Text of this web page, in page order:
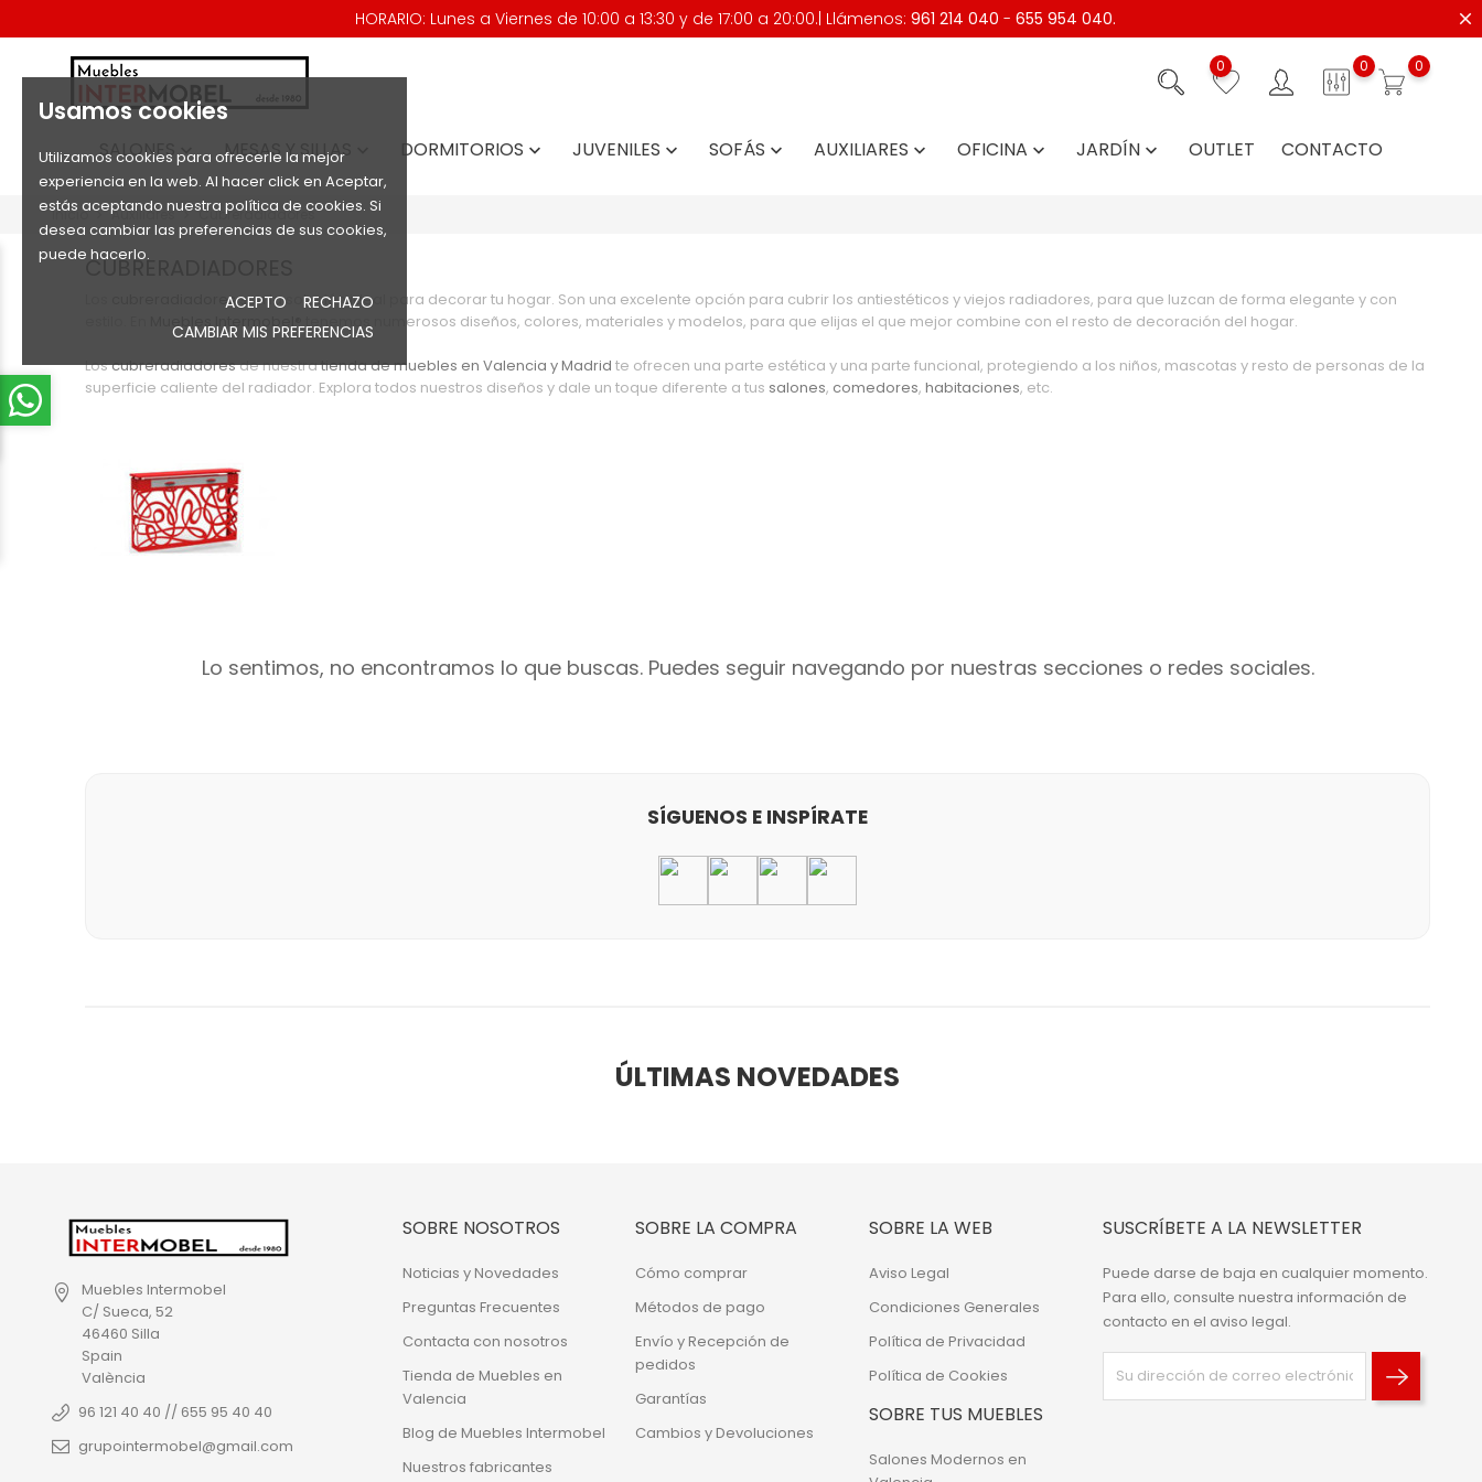
Usamos cookies
Utilizamos cookies para ofrecerle la mejor
experiencia en la web. Al hacer click en Aceptar,
estás aceptando nuestra política de cookies. Si
desea cambiar las preferencias de sus cookies,
puede hacerlo.
ACEPTO
RECHAZO
CAMBIAR MIS PREFERENCIAS
HORARIO: Lunes a Viernes de 10:00 a 13:30 y de 17:00 a 20:00.| Llámenos: 961 214 040 - 655 954 040.
0 0 0
SALONES  MESAS Y SILLAS DORMITORIOS  JUVENILES  SOFÁS  AUXILIARES  OFICINA  JARDÍN  OUTLET CONTACTO
Inicio Auxiliares Cubreradiadores
CUBRERADIADORES
cubreradiadoresson la solución ideal para decorar tu hogar. Son una excelente opción para cubrir los antiestéticos y viejos radiadores, para que luzcan de forma elegante y con
tenemos numerosos diseños, colores, materiales y modelos, para que elijas el que mejor combine con el resto de decoración del hogar.
Loscubreradiadoresde nuestratienda de muebles en Valencia y Madrid te ofrecen una parte estética y una parte funcional, protegiendo a los niños, mascotas y resto de personas de la
superficie caliente del radiador. Explora todos nuestros diseños y dale un toque diferente a tus salones, comedores, habitaciones, etc.
Lo sentimos, no encontramos lo que buscas. Puedes seguir navegando por nuestras secciones o redes sociales.
SÍGUENOS E INSPÍRATE
ÚLTIMAS NOVEDADES
Muebles Intermobel
C/ Sueca, 52
46460 Silla
Spain
València
96 121 40 40 // 655 95 40 40
grupointermobel@gmail.com
SOBRE NOSOTROS
Noticias y Novedades
Preguntas Frecuentes
Contacta con nosotros
Tienda de Muebles en
Valencia
Blog de Muebles Intermobel
Nuestros fabricantes
SOBRE LA COMPRA
Cómo comprar
Métodos de pago
Envío y Recepción de
pedidos
Garantías
Cambios y Devoluciones
SOBRE LA WEB
Aviso Legal
Condiciones Generales
Política de Privacidad
Política de Cookies
SOBRE TUS MUEBLES
Salones Modernos en
SUSCRÍBETE A LA NEWSLETTER
Puede darse de baja en cualquier momento.
Para ello, consulte nuestra información de
contacto en el aviso legal.